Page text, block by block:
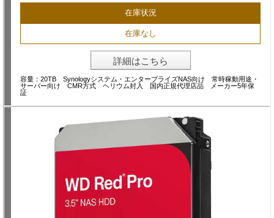
在庫状況
在庫なし
詳細はこちら
容量：20TB Synologyシステム・エンタープライズNAS向け 常時稼動用途・
サーバー向け CMR方式 ヘリウム封入 国内正規代理店品 メーカー5年保
証